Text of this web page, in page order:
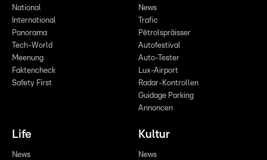
National
International
Panorama
Tech-World
Meenung
Faktencheck
Safety First
News
Trafic
Pëtrolspräisser
Autofestival
Auto-Tester
Lux-Airport
Radar-Kontrollen
Guidage Parking
Annoncen
Life
News
Kultur
News